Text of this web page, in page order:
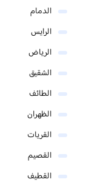
الدمام
الرايس
الرياض
الشقيق
الطائف
الظهران
القريات
القصيم
القطيف